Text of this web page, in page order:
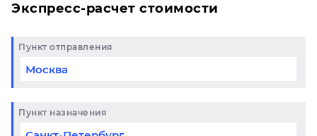
Экспресс-расчет стоимости
Пункт отправления
Пункт назначения